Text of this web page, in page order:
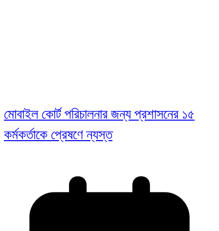
মোবাইল কোর্ট পরিচালনার জন্য প্রশাসনের ১৫
কর্মকর্তাকে প্রেষণে ন্যস্ত